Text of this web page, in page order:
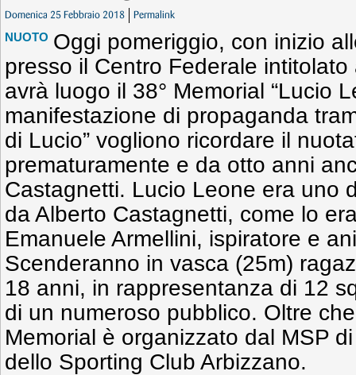
Domenica 25 Febbraio 2018 Permalink
NUOTO Oggi pomeriggio, con inizio
presso il Centro Federale
avrà luogo il 38° Memorial “Lucio
manifestazione di propaganda
di Lucio” vogliono ricordare il
prematuramente e da otto anni
Castagnetti. Lucio Leone era uno
da Alberto Castagnetti, come lo
Emanuele Armellini, ispiratore e
Scenderanno in vasca (25m)
18 anni, in rappresentanza di 12
di un numeroso pubblico. Oltre
Memorial è organizzato dal MSP
dello Sporting Club Arbizzano.